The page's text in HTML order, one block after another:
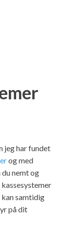
jeg har fundet
og med
nemt og
samtidig
på dit